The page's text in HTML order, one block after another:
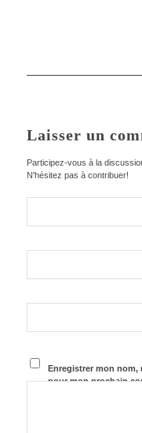
Laisser un
Participez-vous à la
N'hésitez pas à contribuer!
Enregistrer mon
pour mon prochain